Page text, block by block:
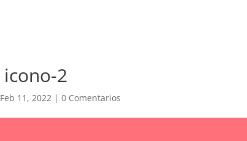
icono-2
Feb 11, 2022 |0 Comentarios